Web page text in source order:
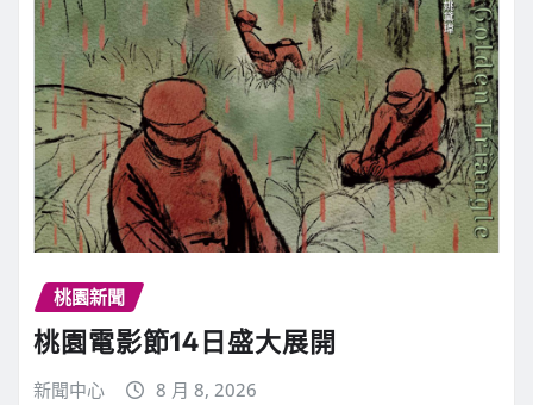
桃園新聞
桃園電影節14日盛大展開
新聞中心 8 月 8, 2026